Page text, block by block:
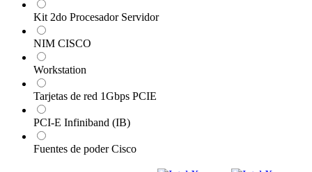
Kit 2do Procesador Servidor
NIM CISCO
Workstation
Tarjetas de red 1Gbps PCIE
PCI-E Infiniband (IB)
Fuentes de poder Cisco